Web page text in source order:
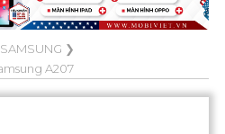
❯
A207